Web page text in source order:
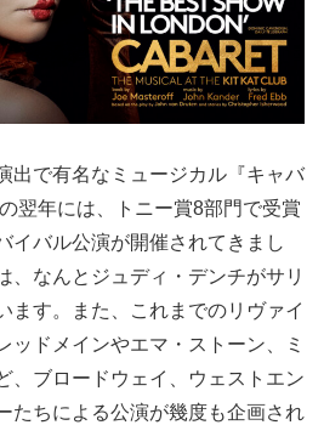
出で有名なミュージカル『キャバ
翌年には、トニー賞8部門で受賞
イバル公演が開催されてきまし
、なんとジュディ・デンチがサリ
ます。また、これまでのリヴァイ
ッドメインやエマ・ストーン、ミ
、ブロードウェイ、ウェストエン
たちによる公演が幾度も企画され